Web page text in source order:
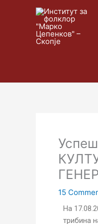
15
На
трибина